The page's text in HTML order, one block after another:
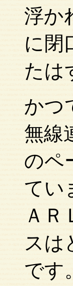
浮か
に閉
たは
かつ
無線
のペ
てい
ＡＲ
スは
です